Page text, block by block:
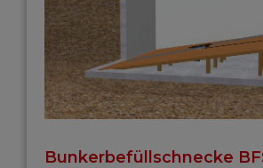
Bunkerbefüll­schnecke